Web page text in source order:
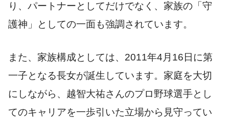
り、パートナーとしてだけでなく、家族の「守
護神」としての一面も強調されています。
また、家族構成としては、2011年4月16日に第
一子となる長女が誕生しています。家庭を大切
にしながら、越智大祐さんのプロ野球選手とし
てのキャリアを一歩引いた立場から見守ってい